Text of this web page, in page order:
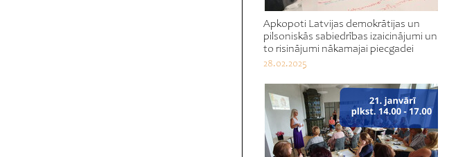
Apkopoti Latvijas demokrātijas un
pilsoniskās sabiedrības izaicinājumi un
to risinājumi nākamajai piecgadei
28.02.2025